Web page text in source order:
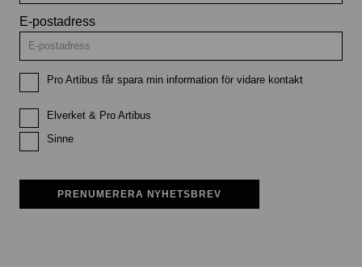
E-postadress
Pro Artibus får spara min information för vidare kontakt
Elverket & Pro Artibus
Sinne
PRENUMERERA NYHETSBREV